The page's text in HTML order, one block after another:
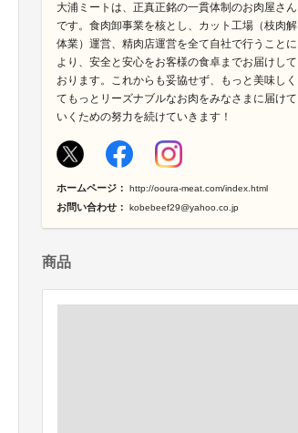
大浦ミートは、正真正銘の一貫体制のお肉屋さん
です。食肉卸事業を核とし、カット工場（枝肉解
体業）運営、精肉店運営を全て自社で行うことに
より、安全と安心をお客様の食卓までお届けして
おります。これからも妥協せず、もっと美味しく
てもっとリーズナブルなお肉をみなさまに届けて
いくための努力を続けていきます！
ホームページ： http://ooura-meat.com/index.html
お問い合わせ： kobebeef29@yahoo.co.jp
商品